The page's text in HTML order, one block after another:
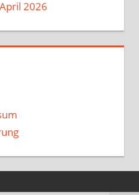
2026